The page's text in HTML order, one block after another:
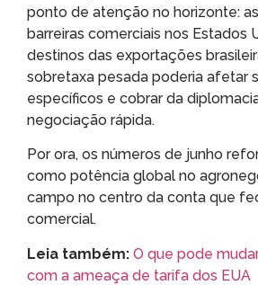
ponto de atenção no horizonte:
barreiras comerciais nos Estados
destinos das exportações
sobretaxa pesada poderia afetar
específicos e cobrar da
negociação rápida.
Por ora, os números de junho
como potência global no
campo no centro da conta que
comercial.
Leia também: O que pode
com a ameaça de tarifa dos EUA